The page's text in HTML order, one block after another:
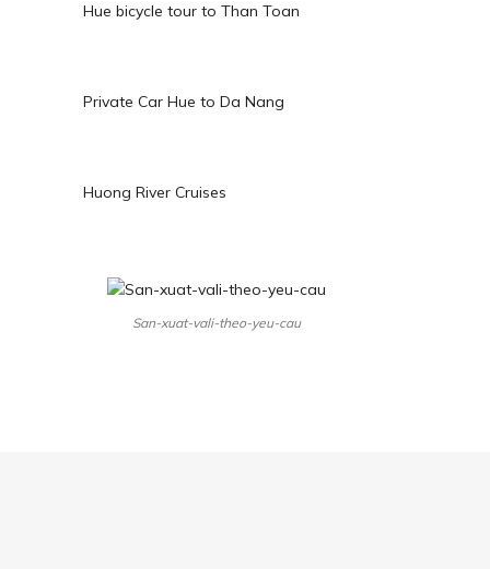
Hue bicycle tour to Than Toan
Private Car Hue to Da Nang
Huong River Cruises
San-xuat-vali-theo-yeu-cau